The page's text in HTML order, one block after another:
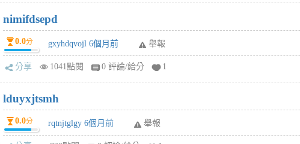
nimifdsepd
0.0分 gxyhdqvojl 6個月前 舉報
分享 1041點閱 0 評論/給分 1
lduyxjtsmh
0.0分 rqtnjtglgy 6個月前 舉報